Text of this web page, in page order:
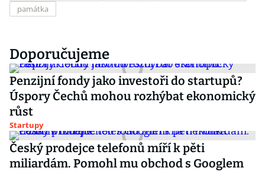
památka
Doporučujeme
Penzijní fondy jako investoři do startupů?
Úspory Čechů mohou rozhýbat ekonomický
růst
Startupy
Český prodejce telefonů míří k pěti
miliardám. Pomohl mu obchod s Googlem